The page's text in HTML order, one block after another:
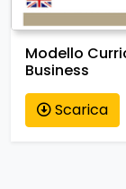
Modello
Business
Scarica